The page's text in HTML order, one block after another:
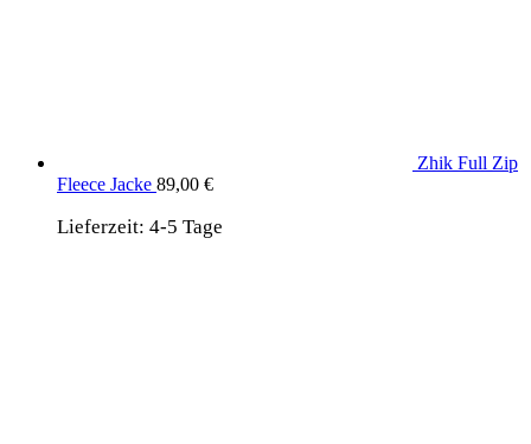
Zhik Full Zip
Fleece Jacke 89,00 €
Lieferzeit: 4-5 Tage